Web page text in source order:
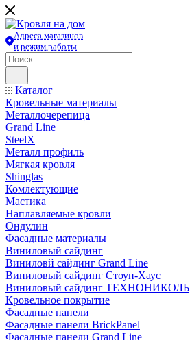
Адреса магазинов
и режим работы
Каталог
Кровельные материалы
Металлочерепица
Grand Line
SteelX
Металл профиль
Мягкая кровля
Shinglas
Комлектующие
Мастика
Наплавляемые кровли
Ондулин
Фасадные материалы
Виниловый сайдинг
Виниловй сайдинг Grand Line
Виниловый сайдинг Стоун-Хаус
Виниловый сайдинг ТЕХНОНИКОЛЬ
Кровельное покрытие
Фасадные панели
Фасадные панели BrickPanel
Фасадные панели Grand Line